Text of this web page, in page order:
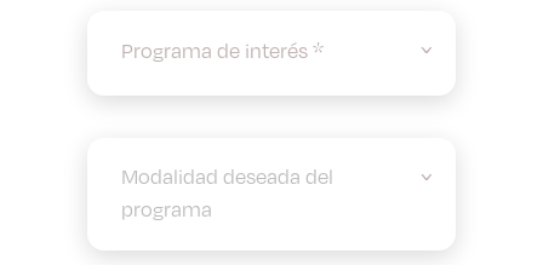
Programa de interés *